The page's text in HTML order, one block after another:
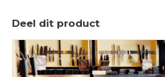
Deel dit product